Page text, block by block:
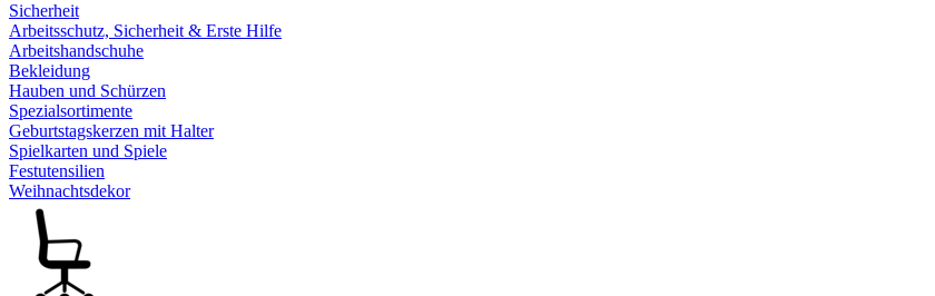
Sicherheit
Arbeitsschutz, Sicherheit & Erste Hilfe
Arbeitshandschuhe
Bekleidung
Hauben und Schürzen
Spezialsortimente
Geburtstagskerzen mit Halter
Spielkarten und Spiele
Festutensilien
Weihnachtsdekor